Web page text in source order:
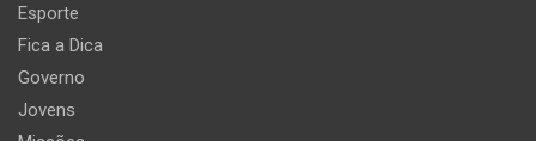
Esporte
Fica a Dica
Governo
Jovens